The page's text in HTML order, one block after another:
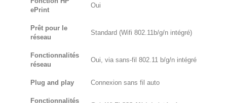
ePrint
Oui
Prêt pour le
réseau
Standard (Wifi 802.11b/g/n intégré)
Fonctionnalités
réseau
Oui, via sans-fil 802.11 b/g/n intégré
Plug and play Connexion sans fil auto
Fonctionnalités